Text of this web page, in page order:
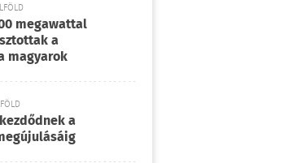
megawattal
a
magyarok
a